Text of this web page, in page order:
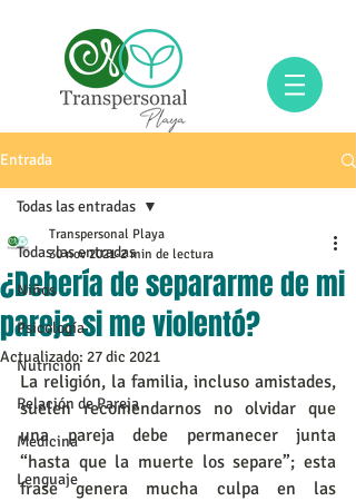
Entrada
Todas las entradas
Niños
Psicología
Nutrición
Relación de Pareja
Medicina
Lenguaje
Todas las entradas
¿Debería de separarme de mi
pareja si me violentó?
Transpersonal Playa
30 nov 2021 2 min de lectura
Actualizado: 27 dic 2021
La religión, la familia, incluso amistades,
suelen recomendarnos no olvidar que
una pareja debe permanecer junta
“hasta que la muerte los separe”; esta
frase genera mucha culpa en las